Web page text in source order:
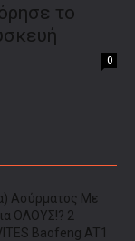
το
0
Ασύρματος Με
ΟΛΟΥΣ!? 2
Baofeng AT1